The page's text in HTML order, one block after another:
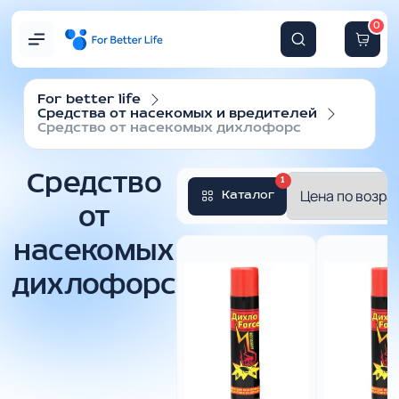
0
For better life
Средства от насекомых и вредителей
Средство от насекомых дихлофорс
Средство
от
насекомых
дихлофорс
Каталог
1